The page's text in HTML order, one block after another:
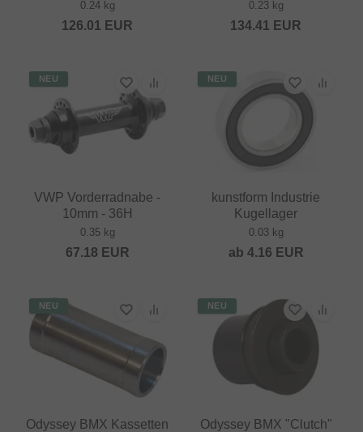
0.24 kg
126.01 EUR
0.23 kg
134.41 EUR
NEU
VWP Vorderradnabe -
10mm - 36H
0.35 kg
67.18 EUR
NEU
kunstform Industrie
Kugellager
0.03 kg
ab 4.16 EUR
NEU
Odyssey BMX Kassetten
NEU
Odyssey BMX "Clutch"